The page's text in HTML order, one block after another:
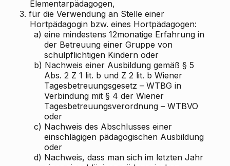
Elementarpädagogen,
3. für die Verwendung an Stelle einer
Hortpädagogin bzw. eines Hortpädagogen:
a) eine mindestens 12monatige Erfahrung in
der Betreuung einer Gruppe von
schulpflichtigen Kindern oder
b) Nachweis einer Ausbildung gemäß § 5
Abs. 2 Z 1 lit. b und Z 2 lit. b Wiener
Tagesbetreuungsgesetz – WTBG in
Verbindung mit § 4 der Wiener
Tagesbetreuungsverordnung – WTBVO
oder
c) Nachweis des Abschlusses einer
einschlägigen pädagogischen Ausbildung
oder
d) Nachweis, dass man sich im letzten Jahr